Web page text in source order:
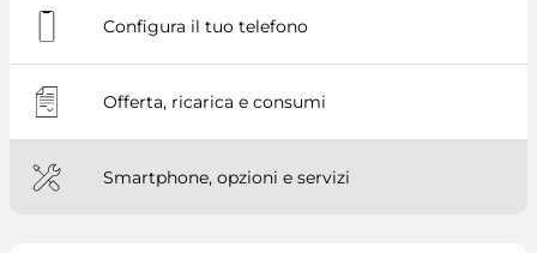
Configura il tuo telefono
Offerta, ricarica e consumi
Smartphone, opzioni e servizi